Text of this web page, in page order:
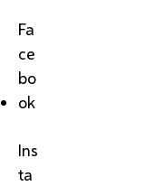
Fa
ce
bo
ok
Ins
ta